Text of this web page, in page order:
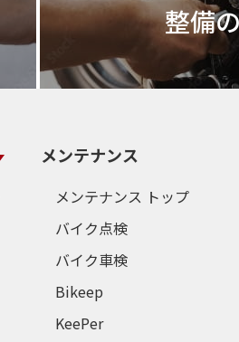
整備
メンテナンス
メンテナンス トップ
バイク点検
バイク車検
Bikeep
KeePer